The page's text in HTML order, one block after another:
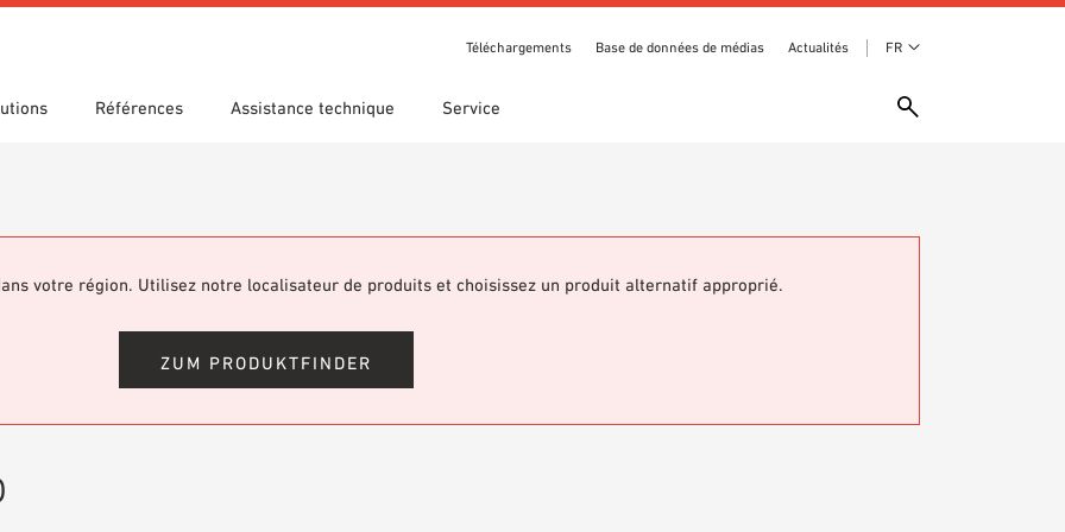
Téléchargements Base de données de médias Actualités FR
Références Assistance technique Service
BIM/Revit Vidéos
votre région. Utilisez notre localisateur de produits et choisissez un produit alternatif approprié.
ZUM PRODUKTFINDER